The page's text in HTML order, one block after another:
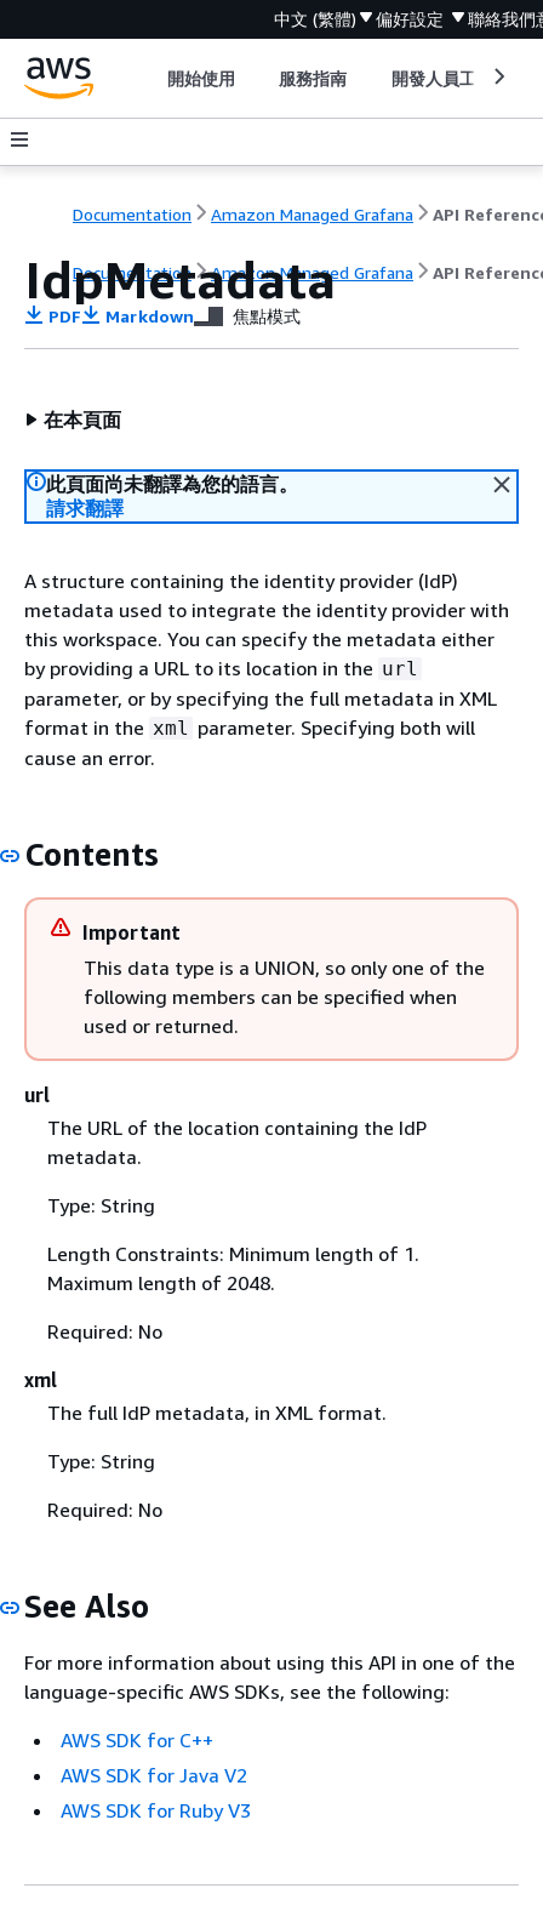
中文 (繁體) 偏好設定 聯絡我們
開始使用 服務指南 開發人員工具
Documentation Amazon Managed Grafana API
Documentation Amazon Managed Grafana API
IdpMetadata
PDF Markdown 焦點模式
在本頁面
此頁面尚未翻譯為您的語言。
請求翻譯
A structure containing the identity provider (IdP)
metadata used to integrate the identity provider with
this workspace. You can specify the metadata either
by providing a URL to its location in the url
parameter, or by specifying the full metadata in XML
format in the xml parameter. Specifying both will
cause an error.
Contents
Important
This data type is a UNION, so only one of the
following members can be specified when
used or returned.
url
The URL of the location containing the IdP
metadata.
Type: String
Length Constraints: Minimum length of 1.
Maximum length of 2048.
Required: No
xml
The full IdP metadata, in XML format.
Type: String
Required: No
See Also
For more information about using this API in one of the
language-specific AWS SDKs, see the following:
AWS SDK for C++
AWS SDK for Java V2
AWS SDK for Ruby V3